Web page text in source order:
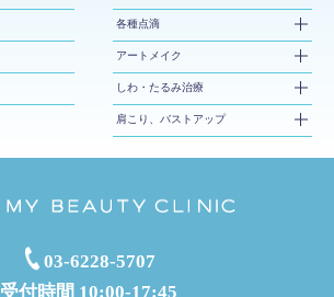
各種点滴
アートメイク
しわ・たるみ治療
肩こり、バストアップ
03-6228-5707
受付時間 10:00-17:45